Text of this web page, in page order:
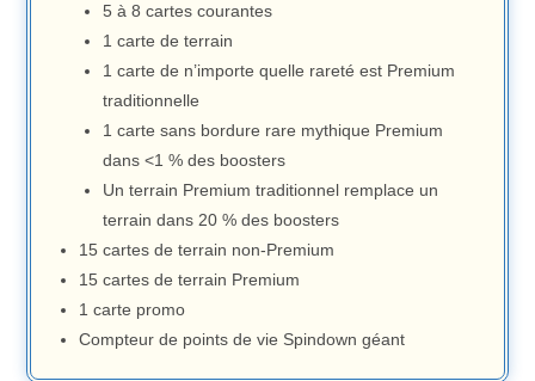
5 à 8 cartes courantes
1 carte de terrain
1 carte de n’importe quelle rareté est Premium
traditionnelle
1 carte sans bordure rare mythique Premium
dans <1 % des boosters
Un terrain Premium traditionnel remplace un
terrain dans 20 % des boosters
15 cartes de terrain non-Premium
15 cartes de terrain Premium
1 carte promo
Compteur de points de vie Spindown géant